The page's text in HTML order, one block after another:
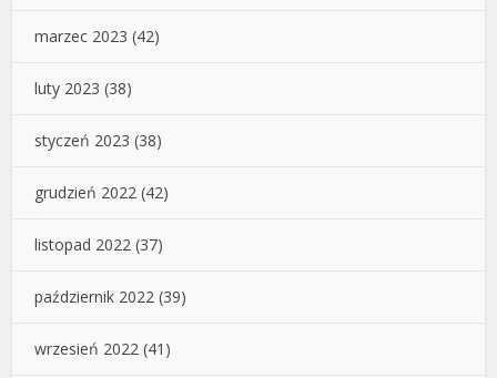
marzec 2023 (42)
luty 2023 (38)
styczeń 2023 (38)
grudzień 2022 (42)
listopad 2022 (37)
październik 2022 (39)
wrzesień 2022 (41)